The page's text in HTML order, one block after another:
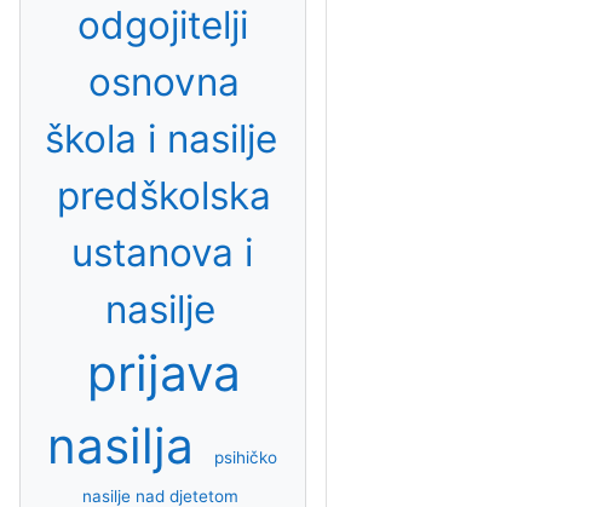
odgojitelji
osnovna
škola i nasilje
predškolska
ustanova i
nasilje
prijava
nasilja
psihičko
nasilje nad djetetom